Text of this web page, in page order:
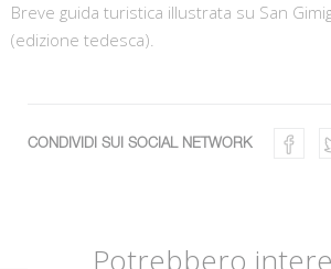
Breve guida turistica illustrata su San
(edizione tedesca).
CONDIVIDI SUI SOCIAL NETWORK
Potrebbero